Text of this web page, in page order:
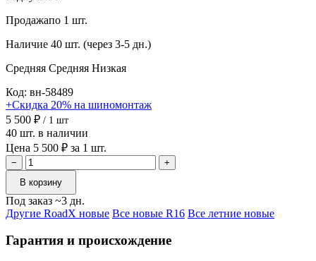
Продажапо 1 шт.
Наличие 40 шт. (через 3-5 дн.)
Средняя Средняя Низкая
Код: вн-58489
+Скидка 20% на шиномонтаж
5 500 ₽ / 1 шт
40 шт. в наличии
Цена 5 500 ₽ за 1 шт.
−
+
В корзину
Под заказ ~3 дн.
Другие RoadX новые Все новые R16 Все летние новые
Гарантия и происхождение